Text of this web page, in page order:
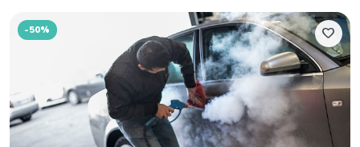
-50% favorite